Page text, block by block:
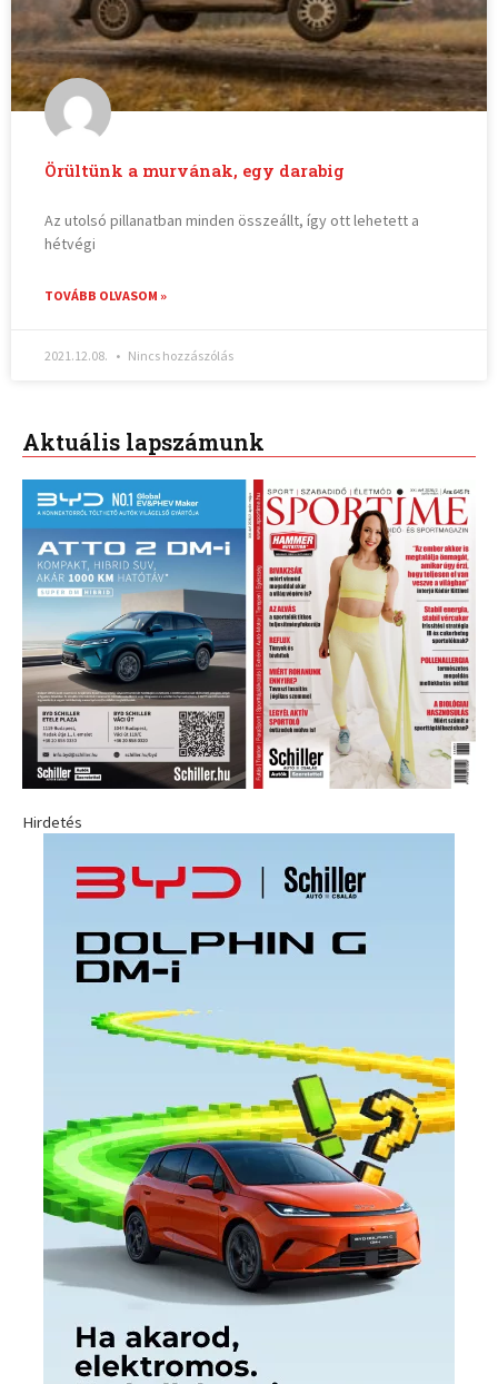
Örültünk a murvának, egy darabig
Az utolsó pillanatban minden összeállt, így ott lehetett a
hétvégi
TOVÁBB OLVASOM »
2021.12.08. Nincs hozzászólás
Aktuális lapszámunk
Hirdetés